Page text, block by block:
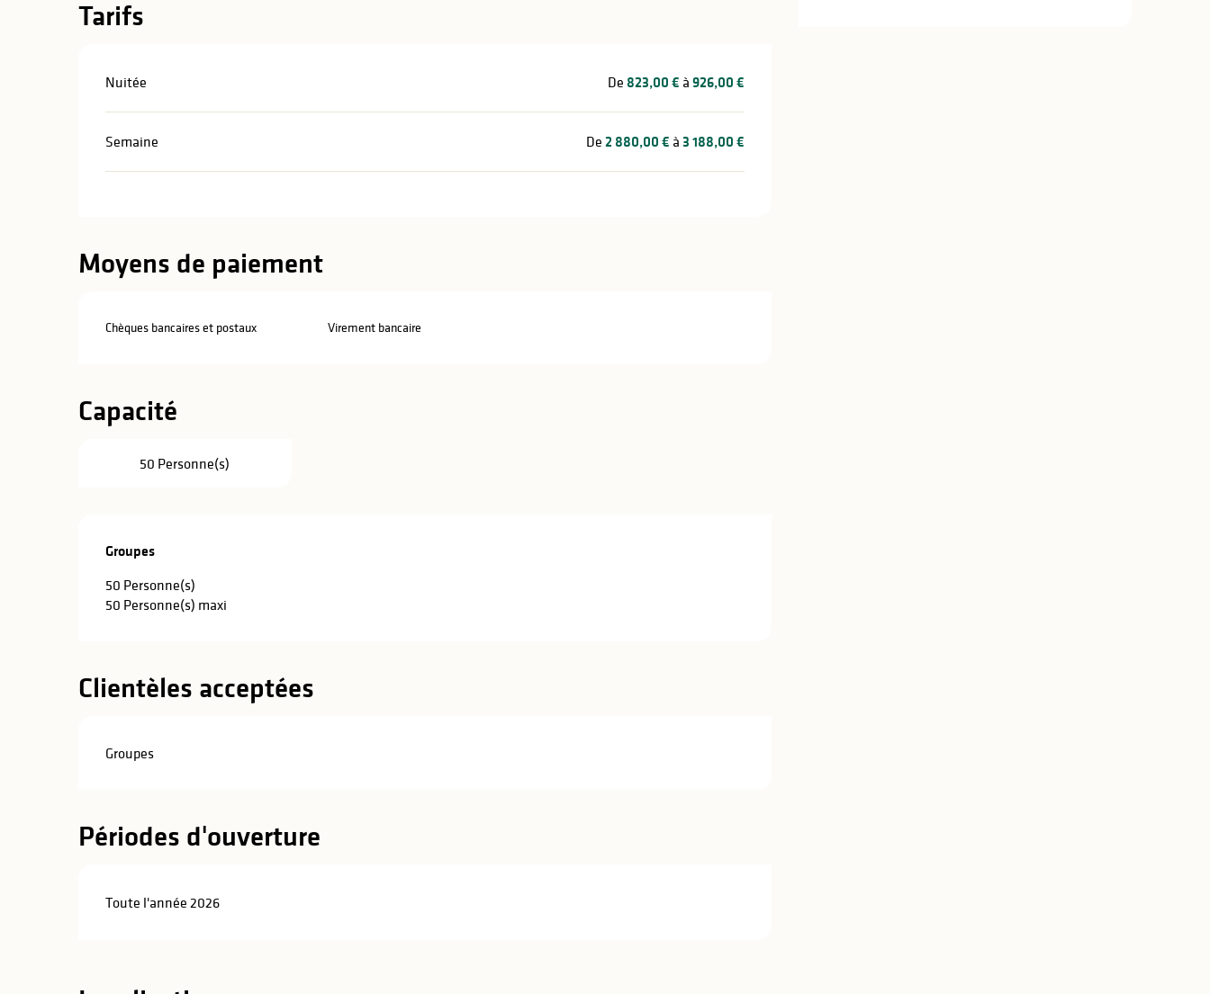
Tarifs
Nuitée De 823,00 € à926,00 €
Semaine De2 880,00 € à 3 188,00 €
Moyens de paiement
Chèques bancaires et postaux Virement bancaire
Capacité
50 Personne(s)
Groupes
Groupes
50 Personne(s)
50 Personne(s) maxi
Clientèles acceptées
Groupes
Périodes d'ouverture
Toute l'année 2026